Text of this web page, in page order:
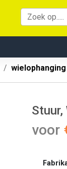
wielophanging
Stuur,
voor